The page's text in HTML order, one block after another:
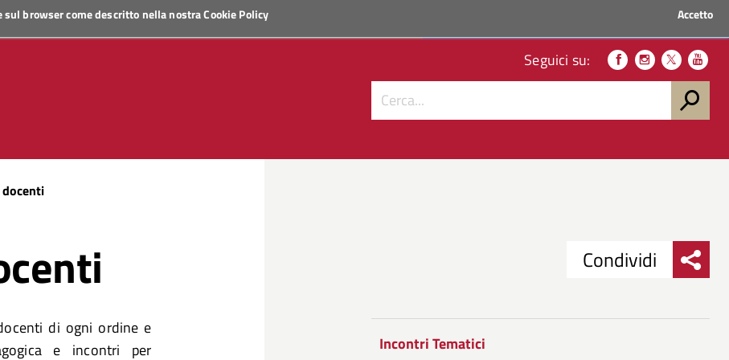
sul browser come descritto nella nostraCookie Policy Accetto
Seguici su:
di ogni ordine e
e incontri per
Condividi
Incontri Tematici